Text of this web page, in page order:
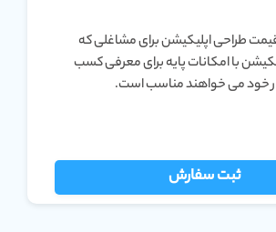
طراحی اپلیکیشن برای مشاغلی که
با امکانات پایه برای معرفی کسب
خود می خواهند مناسب است.
ثبت سفارش